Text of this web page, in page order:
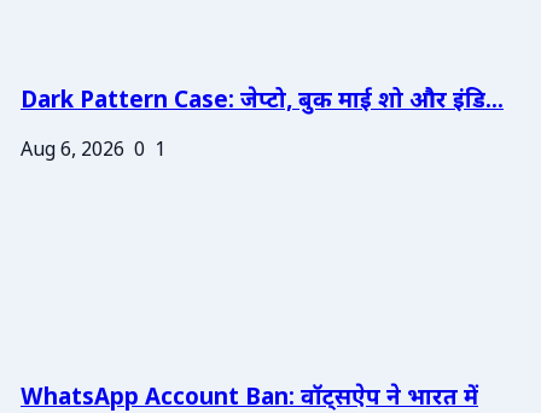
Dark Pattern Case: जेप्टो, बुक माई शो और इंडि...
Aug 6, 2026 0 1
WhatsApp Account Ban: वॉट्सऐप ने भारत में